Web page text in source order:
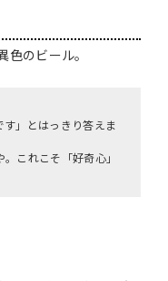
色のビール。
」とはっきり答えま
これこそ「好奇心」